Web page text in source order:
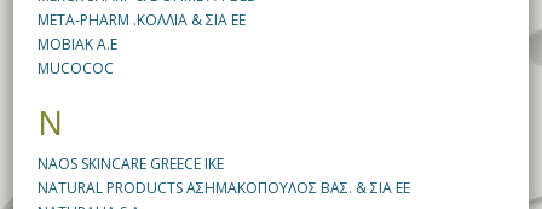
META-PHARM .ΚΟΛΛΙΑ & ΣΙΑ ΕΕ
MOBIAK A.E
MUCOCOC
N
NAOS SKINCARE GREECE IKE
NATURAL PRODUCTS ΑΣΗΜΑΚΟΠΟΥΛΟΣ ΒΑΣ. & ΣΙΑ ΕΕ